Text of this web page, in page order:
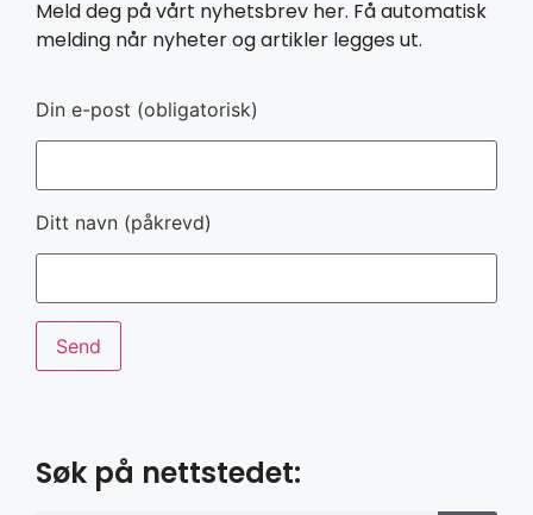
Meld deg på vårt nyhetsbrev her. Få automatisk
melding når nyheter og artikler legges ut.
Din e-post (obligatorisk)
Ditt navn (påkrevd)
Søk på nettstedet: